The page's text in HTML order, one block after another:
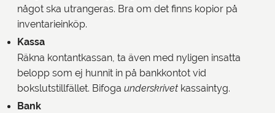
något ska utrangeras. Bra om det finns kopior på
inventarieinköp.
Kassa
Räkna kontantkassan, ta även med nyligen insatta
belopp som ej hunnit in på bankkontot vid
bokslutstillfället. Bifoga underskrivet kassaintyg.
Bank